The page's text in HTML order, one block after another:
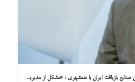
گفتگوی ویژه روز بدون کیسه پلاستیکی دبیر فدراسیون صنایع بازیافت ایران با همشهری : «مشکل از مدیریت پسماند پلاستیکی است، نه کیسه پلاستیکی»